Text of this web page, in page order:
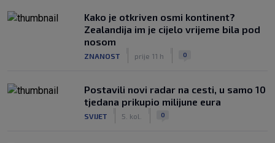
Kako je otkriven osmi kontinent?
Zealandija im je cijelo vrijeme bila pod
nosom
ZNANOST prije 11 h 0
Postavili novi radar na cesti, u samo 10
tjedana prikupio milijune eura
SVIJET 5. kol. 0